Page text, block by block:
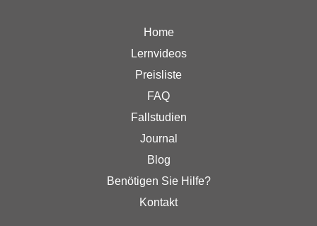
Home
Lernvideos
Preisliste
FAQ
Fallstudien
Journal
Blog
Benötigen Sie Hilfe?
Kontakt